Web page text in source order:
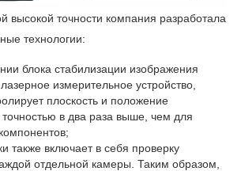
высокой точности компания разработала
технологии:
блока стабилизации изображения
измерительное устройство,
плоскость и положение
точностью в два раза выше, чем для
также включает в себя проверку
отдельной камеры. Таким образом,